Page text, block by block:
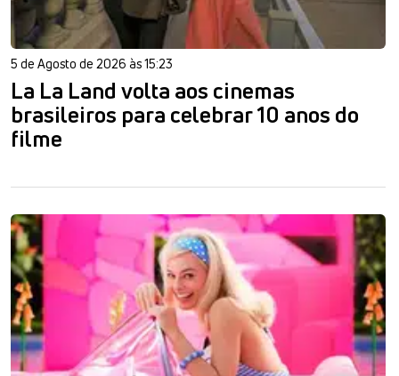
5 de Agosto de 2026 às 15:23
La La Land volta aos cinemas
brasileiros para celebrar 10 anos do
filme